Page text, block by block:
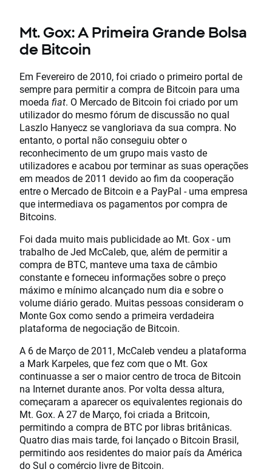
Mt. Gox: A Primeira Grande Bolsa
de Bitcoin
Em Fevereiro de 2010, foi criado o primeiro portal de
sempre para permitir a compra de Bitcoin para uma
moeda fiat. O Mercado de Bitcoin foi criado por um
utilizador do mesmo fórum de discussão no qual
Laszlo Hanyecz se vangloriava da sua compra. No
entanto, o portal não conseguiu obter o
reconhecimento de um grupo mais vasto de
utilizadores e acabou por terminar as suas operações
em meados de 2011 devido ao fim da cooperação
entre o Mercado de Bitcoin e a PayPal - uma empresa
que intermediava os pagamentos por compra de
Bitcoins.
Foi dada muito mais publicidade ao Mt. Gox - um
trabalho de Jed McCaleb, que, além de permitir a
compra de BTC, manteve uma taxa de câmbio
constante e forneceu informações sobre o preço
máximo e mínimo alcançado num dia e sobre o
volume diário gerado. Muitas pessoas consideram o
Monte Gox como sendo a primeira verdadeira
plataforma de negociação de Bitcoin.
A 6 de Março de 2011, McCaleb vendeu a plataforma
a Mark Karpeles, que fez com que o Mt. Gox
continuasse a ser o maior centro de troca de Bitcoin
na Internet durante anos. Por volta dessa altura,
começaram a aparecer os equivalentes regionais do
Mt. Gox. A 27 de Março, foi criada a Britcoin,
permitindo a compra de BTC por libras britânicas.
Quatro dias mais tarde, foi lançado o Bitcoin Brasil,
permitindo aos residentes do maior país da América
do Sul o comércio livre de Bitcoin.